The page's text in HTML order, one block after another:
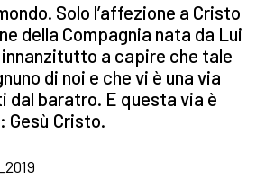
Solo l’affezione a Cristo
della Compagnia nata da Lui
a capire che tale
di noi e che vi è una via
dal baratro. E questa via è
Gesù Cristo.